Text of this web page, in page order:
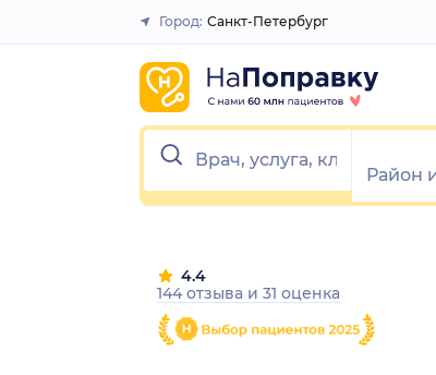
Закрыть
Город: Санкт-Петербург
4.4
144 отзыва и 31 оценка